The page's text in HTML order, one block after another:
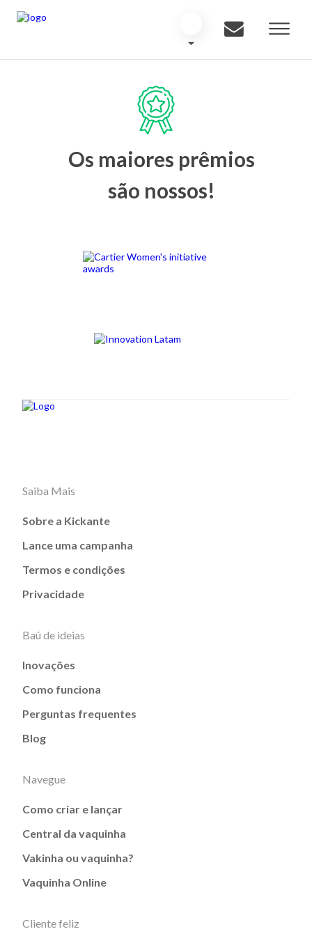
Os maiores prêmios
são nossos!
Saiba Mais
Sobre a Kickante
Lance uma campanha
Termos e condições
Privacidade
Baú de ideias
Inovações
Como funciona
Perguntas frequentes
Blog
Navegue
Como criar e lançar
Central da vaquinha
Vakinha ou vaquinha?
Vaquinha Online
Cliente feliz